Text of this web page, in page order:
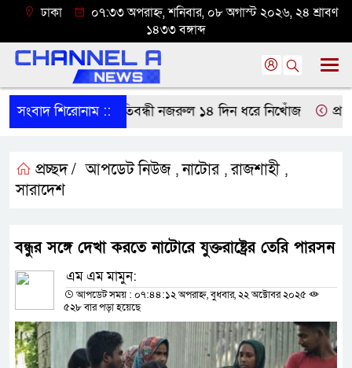
ঢাকা
০৭:৩৩ অপরাহ্ন, শনিবার, ০৮ অগাস্ট ২০২৬, ২৪ শ্রাবণ
১৪৩৩ বঙ্গাব্দ
সংবাদ শিরোনাম ::
থেকে বাকপ্রতিবন্ধী নজরুল ১৪ দিন ধরে নিখোঁজ
প্রচ্ছদ / আপডেট নিউজ ,নাটোর ,রাজশাহী ,
সারাদেশ
বন্ধুর সঙ্গে দেখা করতে নাটোরে যুক্তরাষ্ট্রের তেরি পারসন
এম এম মামুন:
আপডেট সময় : ০৭:৪৪:১২ অপরাহ্ন, বুধবার, ২২ অক্টোবর ২০২৫
৫২৮ বার পড়া হয়েছে